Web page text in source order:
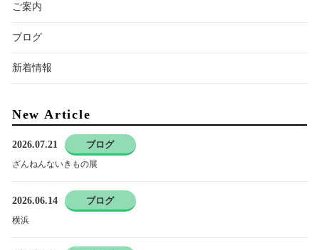
ご案内
ブログ
新着情報
New Article
2026.07.21 ブログ
ざんねんないきもの展
2026.06.14 ブログ
横浜